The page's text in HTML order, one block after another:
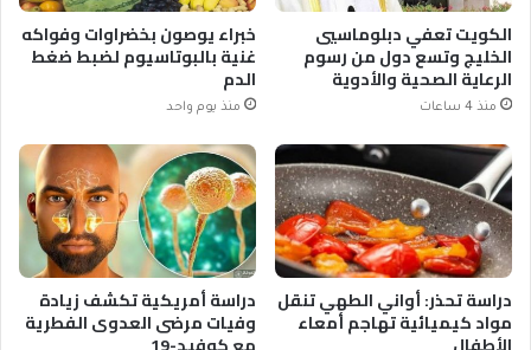
الكويت تعفي دبلوماسيي
الخليج وتسع دول من رسوم
الرعاية الصحية والأدوية
منذ 4 ساعات
خبراء يوصون بخضراوات وفواكه
غنية بالبوتاسيوم لضبط ضغط
الدم
منذ يوم واحد
دراسة تحذر: أواني الطهي تنقل
مواد كيميائية تهاجم أمعاء
دراسة أمريكية تكشف زيادة
وفيات مرضى العدوى الفطرية